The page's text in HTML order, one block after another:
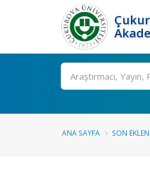
Ara
ANA SAYFA SON